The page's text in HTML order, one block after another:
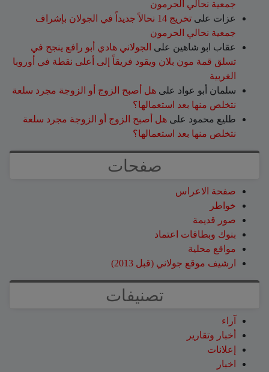
جمعية نحالي الحرمون
عزات على
تخريج 14 نحالاً جديداً في الجولان بإشراف
جمعية نحالي الحرمون
عقاب ابو شاهين على الجولاني هادي أبو رافع ينجح في
تسلق قمة مون بلان ويقود فريقاً إلى أعلى نقطة في أوروبا
الغربية
سلمان أبو عواد على هل أصبح الزوج أو الزوجة مجرد سلعة
نتخلص منها بعد استعمالها؟
طليع محمود على هل أصبح الزوج أو الزوجة مجرد سلعة
نتخلص منها بعد استعمالها؟
صفحات
صفحة الاعراس
خواطر
صور قديمة
بنوك وبطاقات اعتماد
مواقع محلية
ارشيف موقع جولاني (قبل 2013)
تصنيفات
آراء
أخبار وتقارير
إعلانات
اخبار